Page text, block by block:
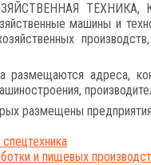
машины и
размещаются адреса,
размещены
и пищевых